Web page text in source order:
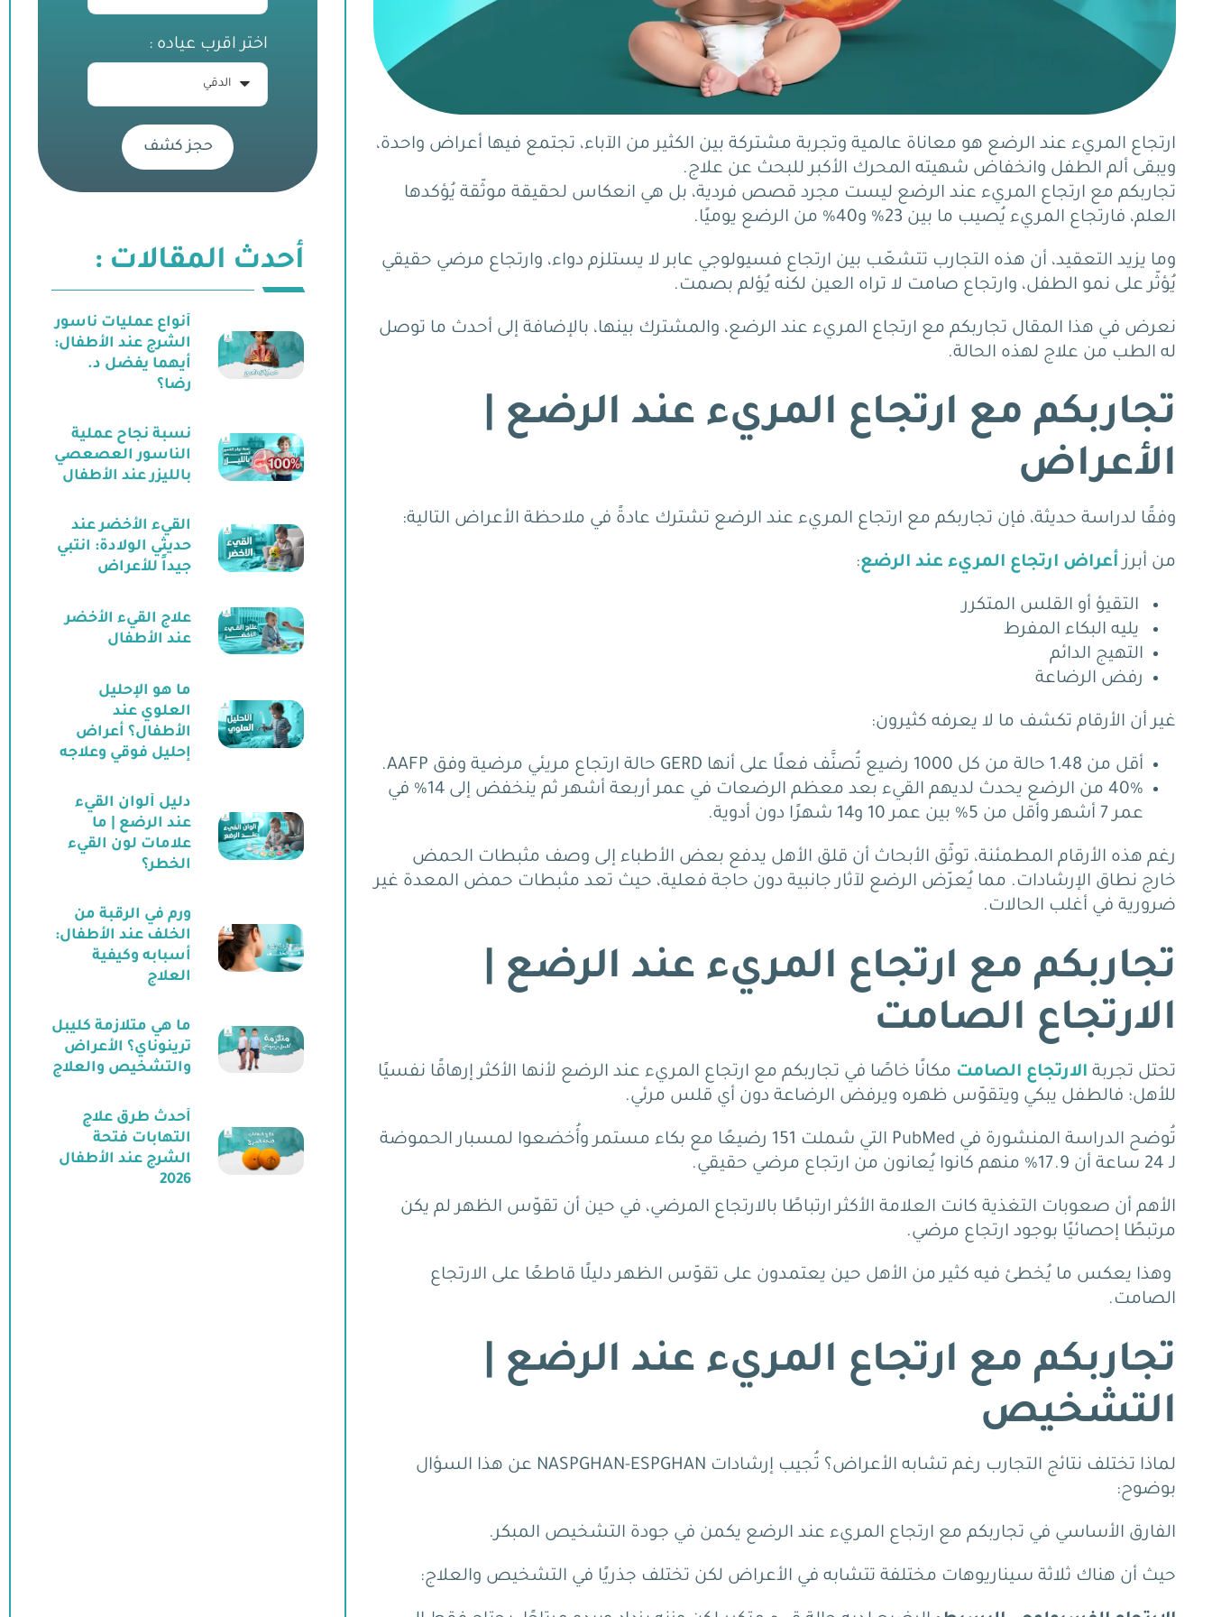
ارتجاع المريء عند الرضع هو معاناة عالمية وتجربة مشتركة بين الكثير من الآباء، تجتمع فيها أعراض واحدة،
ويبقى ألم الطفل وانخفاض شهيته المحرك الأكبر للبحث عن علاج.
تجاربكم مع ارتجاع المريء عند الرضع ليست مجرد قصص فردية، بل هي انعكاس لحقيقة موثّقة يُؤكدها
العلم، فارتجاع المريء يُصيب ما بين 23% و40% من الرضع يوميًا.
وما يزيد التعقيد، أن هذه التجارب تتشعّب بين ارتجاع فسيولوجي عابر لا يستلزم دواء، وارتجاع مرضي حقيقي
يُؤثّر على نمو الطفل، وارتجاع صامت لا تراه العين لكنه يُؤلم بصمت.
نعرض في هذا المقال تجاربكم مع ارتجاع المريء عند الرضع، والمشترك بينها، بالإضافة إلى أحدث ما توصل
له الطب من علاج لهذه الحالة.
تجاربكم مع ارتجاع المريء عند الرضع |
الأعراض
وفقًا لدراسة حديثة، فإن تجاربكم مع ارتجاع المريء عند الرضع تشترك عادةً في ملاحظة الأعراض التالية:
من أبرز أعراض ارتجاع المريء عند الرضع:
التقيؤ أو القلس المتكرر
يليه البكاء المفرط
التهيج الدائم
رفض الرضاعة
غير أن الأرقام تكشف ما لا يعرفه كثيرون:
أقل من 1.48 حالة من كل 1000 رضيع تُصنَّف فعلًا على أنها GERD حالة ارتجاع مريئي مرضية وفق AAFP.
40% من الرضع يحدث لديهم القيء بعد معظم الرضعات في عمر أربعة أشهر ثم ينخفض إلى 14% في
عمر 7 أشهر وأقل من 5% بين عمر 10 و14 شهرًا دون أدوية.
رغم هذه الأرقام المطمئنة، توثّق الأبحاث أن قلق الأهل يدفع بعض الأطباء إلى وصف مثبطات الحمض
خارج نطاق الإرشادات. مما يُعرّض الرضع لآثار جانبية دون حاجة فعلية، حيث تعد مثبطات حمض المعدة غير
ضرورية في أغلب الحالات.
تجاربكم مع ارتجاع المريء عند الرضع |
الارتجاع الصامت
تحتل تجربة الارتجاع الصامت مكانًا خاصًا في تجاربكم مع ارتجاع المريء عند الرضع لأنها الأكثر إرهاقًا نفسيًا
للأهل؛ فالطفل يبكي ويتقوّس ظهره ويرفض الرضاعة دون أي قلس مرئي.
تُوضح الدراسة المنشورة في PubMed التي شملت 151 رضيعًا مع بكاء مستمر وأُخضعوا لمسبار الحموضة
لـ 24 ساعة أن 17.9% منهم كانوا يُعانون من ارتجاع مرضي حقيقي.
الأهم أن صعوبات التغذية كانت العلامة الأكثر ارتباطًا بالارتجاع المرضي، في حين أن تقوّس الظهر لم يكن
مرتبطًا إحصائيًا بوجود ارتجاع مرضي.
وهذا يعكس ما يُخطئ فيه كثير من الأهل حين يعتمدون على تقوّس الظهر دليلًا قاطعًا على الارتجاع
الصامت.
تجاربكم مع ارتجاع المريء عند الرضع |
التشخيص
لماذا تختلف نتائج التجارب رغم تشابه الأعراض؟
تُجيب إرشادات NASPGHAN-ESPGHAN عن هذا السؤال
بوضوح:
الفارق الأساسي في تجاربكم مع ارتجاع المريء عند الرضع يكمن في جودة التشخيص المبكر.
حيث أن هناك ثلاثة سيناريوهات مختلفة تتشابه في الأعراض لكن تختلف جذريًا في التشخيص والعلاج:
اختر اقرب عياده :
حجز كشف
أحدث المقالات :
أنواع عمليات ناسور
الشرج عند الأطفال:
أيهما يفضل د.
رضا؟
نسبة نجاح عملية
الناسور العصعصي
بالليزر عند الأطفال
القيء الأخضر عند
حديثي الولادة: انتبي
جيداً للأعراض
علاج القيء الأخضر
عند الأطفال
ما هو الإحليل
العلوي عند
الأطفال؟ أعراض
إحليل فوقي وعلاجه
دليل ألوان القيء
عند الرضع | ما
علامات لون القيء
الخطر؟
ورم في الرقبة من
الخلف عند الأطفال:
أسبابه وكيفية
العلاج
ما هي متلازمة كليبل
ترينوناي؟ الأعراض
والتشخيص والعلاج
أحدث طرق علاج
التهابات فتحة
الشرج عند الأطفال
2026